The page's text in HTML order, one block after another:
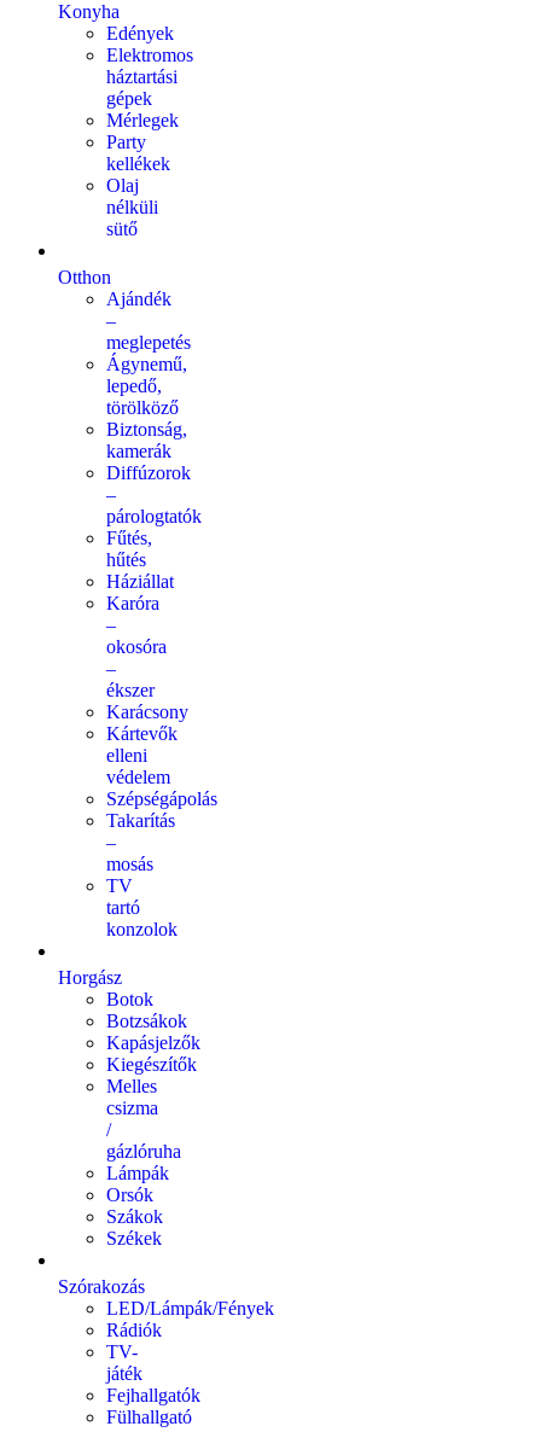
Konyha
Edények
Elektromos
háztartási
gépek
Mérlegek
Party
kellékek
Olaj
nélküli
sütő
Otthon
Ajándék
–
meglepetés
Ágynemű,
lepedő,
törölköző
Biztonság,
kamerák
Diffúzorok
–
párologtatók
Fűtés,
hűtés
Háziállat
Karóra
–
okosóra
–
ékszer
Karácsony
Kártevők
elleni
védelem
Szépségápolás
Takarítás
–
mosás
TV
tartó
konzolok
Horgász
Botok
Botzsákok
Kapásjelzők
Kiegészítők
Melles
csizma
/
gázlóruha
Lámpák
Orsók
Szákok
Székek
Szórakozás
LED/Lámpák/Fények
Rádiók
TV-
játék
Fejhallgatók
Fülhallgató